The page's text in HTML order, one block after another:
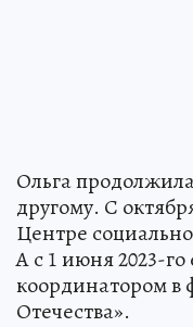
Ольга
другому. С
Центре
А с 1 июня 2023-
координатором
Отечества».